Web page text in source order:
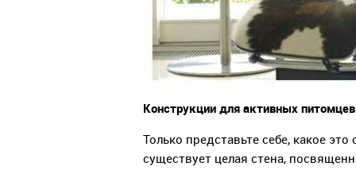
Конструкции для активных питомцев
Только представьте себе, какое
существует целая стена,